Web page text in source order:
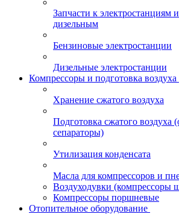
Запчасти к электростанциям
дизельным
Бензиновые электростанции
Дизельные электростанции
Компрессоры и подготовка воздуха
Хранение сжатого воздуха
Подготовка сжатого воздуха
сепараторы)
Утилизация конденсата
Масла для компрессоров и
Воздуходувки (компрессоры
Компрессоры поршневые
Отопительное оборудование